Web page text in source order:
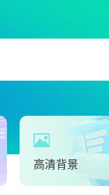
高清背景